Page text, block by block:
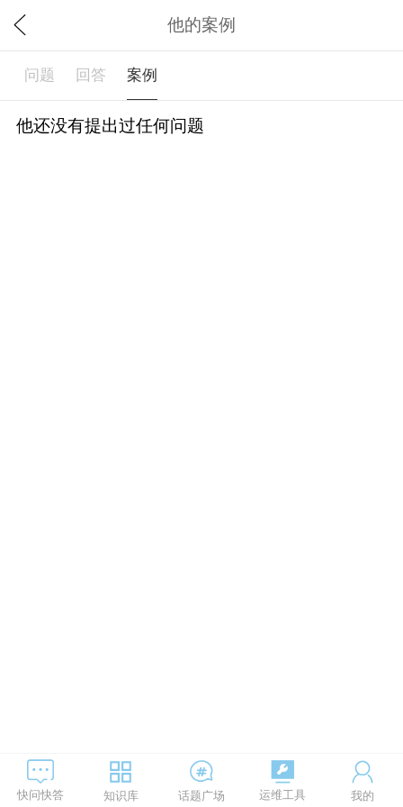
他的案例
快问快答 知识库 话题广场 运维工具 我的
问题 回答 案例
他还没有提出过任何问题